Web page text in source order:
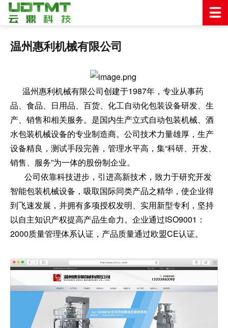
温州惠利机械有限公司
温州惠利机械有限公司创建于1987年，专业从事药
品、食品、日用品、百货、化工自动化包装设备研发、生
产、销售和相关服务。是国内生产立式自动包装机械、酒
水包装机械设备的专业制造商。公司技术力量雄厚，生产
设备精良，测试手段完善，管理水平高，集“科研、开发、
销售、服务”为一体的股份制企业。
公司依靠科技进步，引进高新技术，致力于研究开发
智能包装机械设备，吸取国际同类产品之精华，使企业得
到飞速发展，并拥有多项授权发明、实用新型专利，坚持
以自主知识产权提高产品生命力。企业通过ISO9001：
2000质量管理体系认证，产品质量通过欧盟CE认证。